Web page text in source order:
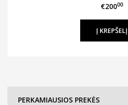
€20000
PERKAMIAUSIOS PREKĖS